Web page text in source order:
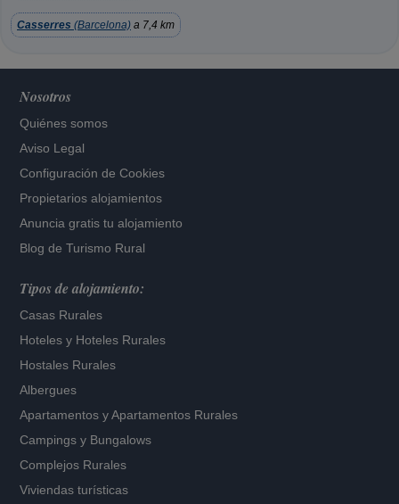
Casserres (Barcelona) a 7,4 km
Nosotros
Quiénes somos
Aviso Legal
Configuración de Cookies
Propietarios alojamientos
Anuncia gratis tu alojamiento
Blog de Turismo Rural
Tipos de alojamiento:
Casas Rurales
Hoteles y Hoteles Rurales
Hostales Rurales
Albergues
Apartamentos yApartamentos Rurales
Campings y Bungalows
Complejos Rurales
Viviendas turísticas